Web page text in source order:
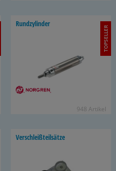
Rund­zy­lin­der
948 Ar­ti­kel
TOPSELLER
Ver­schleiß­teil­sät­ze